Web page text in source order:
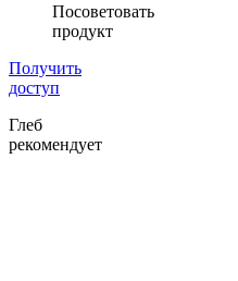
Посоветовать
продукт
Получить
доступ
Глеб
рекомендует